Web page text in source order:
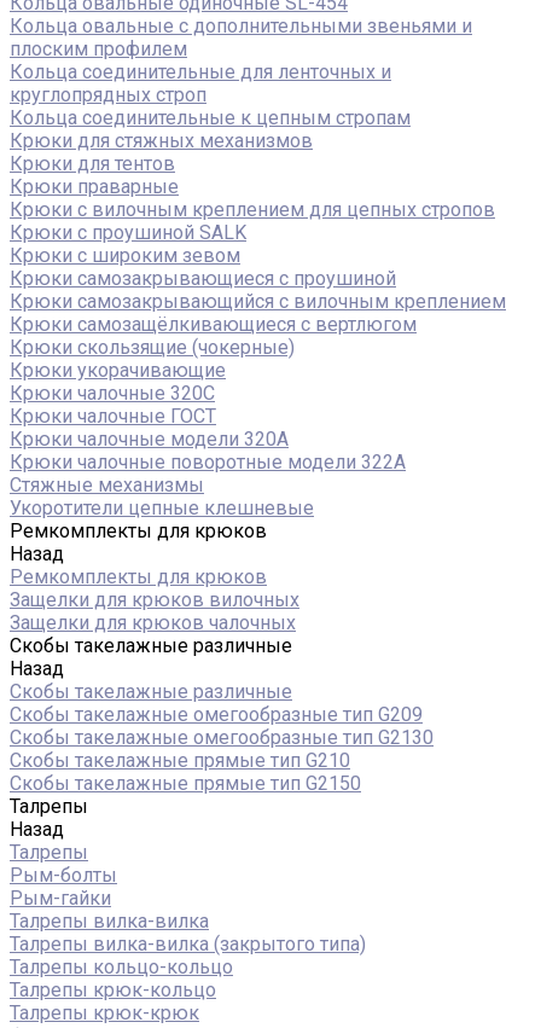
Кольца овальные с дополнительными звеньями и
плоским профилем
Кольца соединительные для ленточных и
круглопрядных строп
Кольца соединительные к цепным стропам
Крюки для стяжных механизмов
Крюки для тентов
Крюки праварные
Крюки с вилочным креплением для цепных стропов
Крюки с проушиной SALK
Крюки с широким зевом
Крюки самозакрывающиеся с проушиной
Крюки самозакрывающийся с вилочным креплением
Крюки самозащёлкивающиеся с вертлюгом
Крюки скользящие (чокерные)
Крюки укорачивающие
Крюки чалочные 320C
Крюки чалочные ГОСТ
Крюки чалочные модели 320А
Крюки чалочные поворотные модели 322А
Стяжные механизмы
Укоротители цепные клешневые
Ремкомплекты для крюков
Назад
Ремкомплекты для крюков
Защелки для крюков вилочных
Защелки для крюков чалочных
Скобы такелажные различные
Назад
Скобы такелажные различные
Скобы такелажные омегообразные тип G209
Скобы такелажные омегообразные тип G2130
Скобы такелажные прямые тип G210
Скобы такелажные прямые тип G2150
Талрепы
Назад
Талрепы
Рым-болты
Рым-гайки
Талрепы вилка-вилка
Талрепы вилка-вилка (закрытого типа)
Талрепы кольцо-кольцо
Талрепы крюк-кольцо
Талрепы крюк-крюк